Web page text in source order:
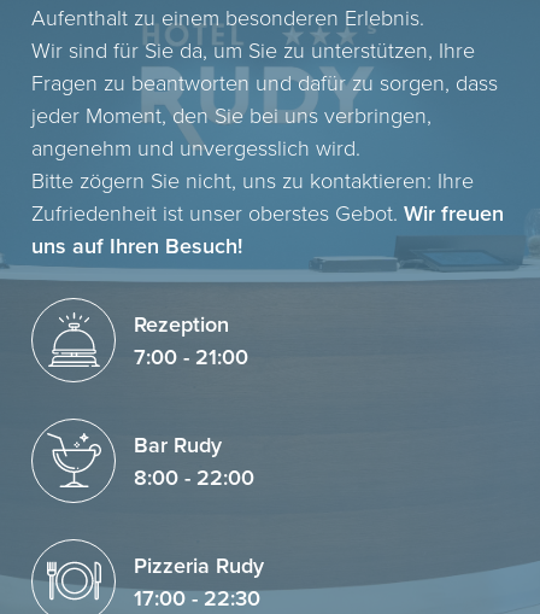
Aufenthalt zu einem besonderen Erlebnis.
Wir sind für Sie da, um Sie zu unterstützen, Ihre
Fragen zu beantworten und dafür zu sorgen, dass
jeder Moment, den Sie bei uns verbringen,
angenehm und unvergesslich wird.
Bitte zögern Sie nicht, uns zu kontaktieren: Ihre
Zufriedenheit ist unser oberstes Gebot.Wir freuen
uns auf Ihren Besuch!
Rezeption
7:00 - 21:00
Bar Rudy
8:00 - 22:00
Pizzeria Rudy
17:00 - 22:30